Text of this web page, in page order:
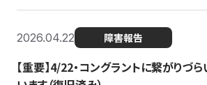
2026.04.22 障害報告
【重要】4/22・コングラントに繋がりづ